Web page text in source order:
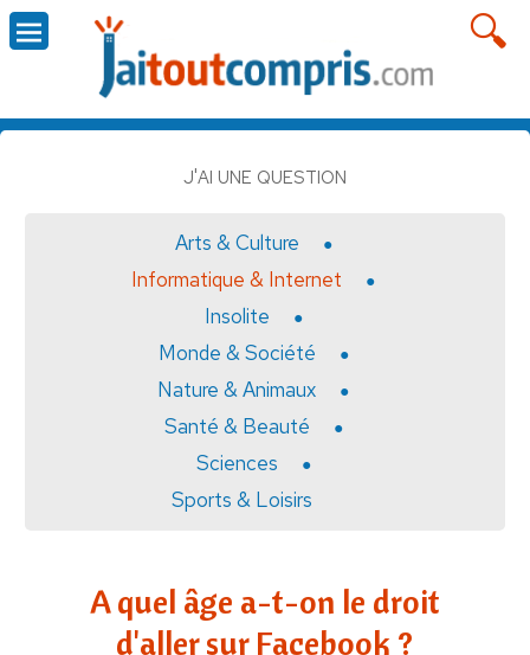
J'AI UNE QUESTION
Arts & Culture
Informatique & Internet
Insolite
Monde & Société
Nature & Animaux
Santé & Beauté
Sciences
Sports & Loisirs
A quel âge a-t-on le droit
d'aller sur Facebook ?